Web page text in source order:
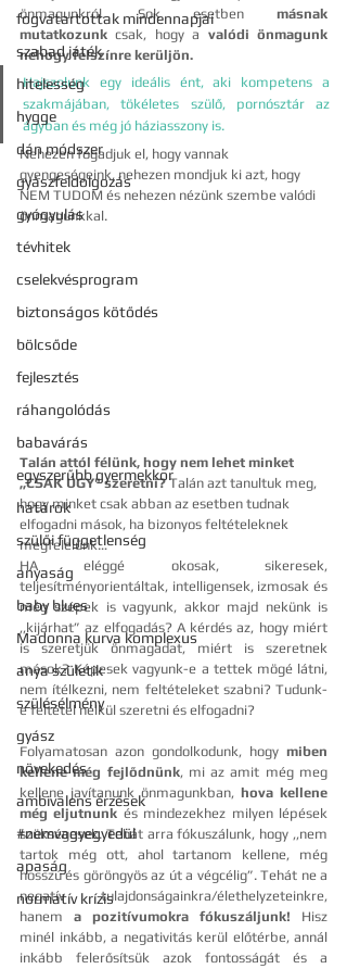
fogvatartottak mindennapjai
szabad játék
hitelesség
hygge
dán módszer
gyászfeldolgozás
gyógyulás
tévhitek
cselekvésprogram
biztonságos kötődés
bölcsőde
fejlesztés
ráhangolódás
babavárás
egyszerűbb gyermekkor
határok
szülői függetlenség
anyaság
baby blues
Madonna kurva komplexus
anya születik
szülésélmény
gyász
növekedés
ambivalens érzések
#nemvagyegyedül
apaság
normatív krízis
önmagunkról. Sok esetben másnak
mutatkozunk csak, hogy a valódi önmagunk
nehogy felszínre kerüljön.
Hajszolunk egy ideális ént, aki kompetens a
szakmájában, tökéletes szülő, pornósztár az
ágyban és még jó háziasszony is.
Nehezen fogadjuk el, hogy vannak
gyengeségeink, nehezen mondjuk ki azt, hogy
NEM TUDOM és nehezen nézünk szembe valódi
önmagunkkal.
Talán attól félünk, hogy nem lehet minket
,,CSAK ÚGY" szeretni? Talán azt tanultuk meg,
hogy minket csak abban az esetben tudnak
elfogadni mások, ha bizonyos feltételeknek
megfelelünk…
HA eléggé okosak, sikeresek,
teljesítményorientáltak, intelligensek, izmosak és
még szépek is vagyunk, akkor majd nekünk is
,,kijárhat” az elfogadás? A kérdés az, hogy miért
is szeretjük önmagadat, miért is szeretnek
mások? Képesek vagyunk-e a tettek mögé látni,
nem ítélkezni, nem feltételeket szabni? Tudunk-
e feltétel nélkül szeretni és elfogadni?
Folyamatosan azon gondolkodunk, hogy miben
kellene még fejlődnünk, mi az amit még meg
kellene javítanunk önmagunkban, hova kellene
még eljutnunk és mindezekhez milyen lépések
szükségesek. Tehát arra fókuszálunk, hogy ,,nem
tartok még ott, ahol tartanom kellene, még
hosszú és göröngyös az út a végcélig”. Tehát ne a
negatív tulajdonságainkra/élethelyzeteinkre,
hanem a pozitívumokra fókuszáljunk! Hisz
minél inkább, a negativitás kerül előtérbe, annál
inkább felerősítsük azok fontosságát és a